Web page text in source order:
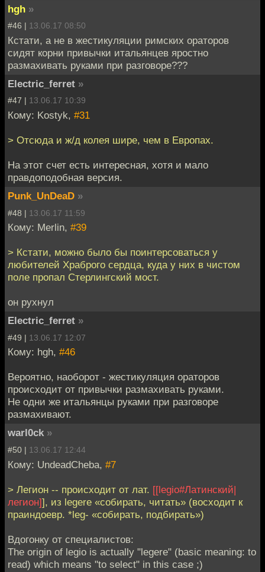
hgh »
#46 | 13.06.17 08:50
Кстати, а не в жестикуляции римских ораторов
сидят корни привычки итальянцев яростно
размахивать руками при разговоре???
Electric_ferret »
#47 | 13.06.17 10:39
Кому: Kostyk, #31
> Отсюда и ж/д колея шире, чем в Европах.
На этот счет есть интересная, хотя и мало
правдоподобная версия.
Punk_UnDeaD »
#48 | 13.06.17 11:59
Кому: Merlin, #39
> Кстати, можно было бы поинтерсоваться у
любителей Храброго сердца, куда у них в чистом
поле пропал Стерлингский мост.
он рухнул
Electric_ferret »
#49 | 13.06.17 12:07
Кому: hgh, #46
Вероятно, наоборот - жестикуляция ораторов
происходит от привычки размахивать руками.
Не одни же итальянцы руками при разговоре
размахивают.
warl0ck »
#50 | 13.06.17 12:44
Кому: UndeadCheba, #7
> Легион -- происходит от лат. [[legio#Латинский|
легион]], из legere «собирать, читать» (восходит к
праиндоевр. *leg- «собирать, подбирать»)
Вдогонку от специалистов:
The origin of legio is actually "legere" (basic meaning: to
read) which means "to select" in this case ;)